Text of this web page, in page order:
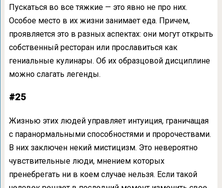
Пускаться во все тяжкие — это явно не про них.
Особое место в их жизни занимает еда. Причем,
проявляется это в разных аспектах: они могут открыть
собственный ресторан или прославиться как
гениальные кулинары. Об их образцовой дисциплине
можно слагать легенды.
#25
Жизнью этих людей управляет интуиция, граничащая
с паранормальными способностями и пророчествами.
В них заключен некий мистицизм. Это невероятно
чувствительные люди, мнением которых
пренебрегать ни в коем случае нельзя. Если такой